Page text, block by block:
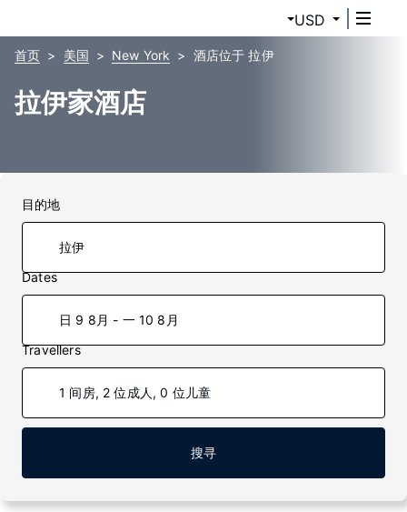
USD
首页 美国 New York 酒店位于 拉伊
拉伊家酒店
目的地
Dates
日 9 8月 - 一 10 8月
Travellers
1 间房, 2 位成人, 0 位儿童
搜寻